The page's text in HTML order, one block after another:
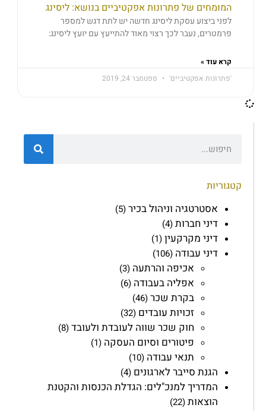
המומחים של פתרונות אפקטיביים בנושא: ליסינג
לפני ביצוע עסקת ליסינג חדשה יש לתת דגש למספר
פרמטרים, נעבר לכך רצוי מאוד להתייעץ עם יועץ ליסינג:
קרא עוד »
'פתרונות אפקטיביים'
ספטמבר 24, 2019
קטגוריות
אסטרטגיה וניהול בכיר(5)
דיני חברות(4)
דיני מקרקעין(1)
דיני עבודה (106)
אכיפה והרתעה (3)
אפליה בעבודה (6)
בקרת שכר(46)
זכויות עובדים (32)
חוק שכר שווה לעובדת ולעובד(8)
פיטורים וסיום העסקה (1)
תנאי עבודה (10)
הגנת סייבר לארגונים (4)
המדריך למנכ"לים: הגדלת הכנסות והקטנת
הוצאות(22)